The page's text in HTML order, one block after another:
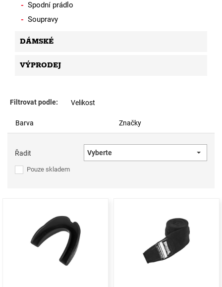
Spodní prádlo
Soupravy
DÁMSKÉ
VÝPRODEJ
Filtrovat podle: Velikost
Barva Značky
Řadit Vyberte
Pouze skladem